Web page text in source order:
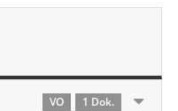
VO 1 Dok.